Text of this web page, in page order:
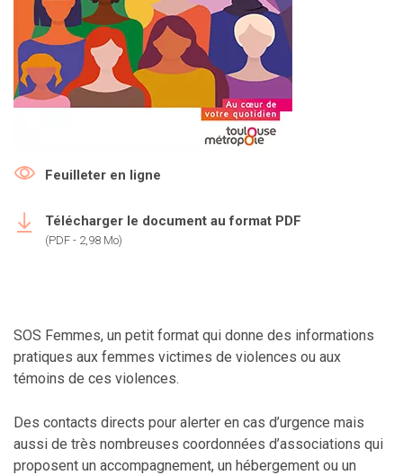
Feuilleter en ligne
Télécharger le document au format PDF
(PDF - 2,98 Mo)
SOS Femmes, un petit format qui donne des informations
pratiques aux femmes victimes de violences ou aux
témoins de ces violences.
Des contacts directs pour alerter en cas d’urgence mais
aussi de très nombreuses coordonnées d’associations qui
proposent un accompagnement, un hébergement ou un